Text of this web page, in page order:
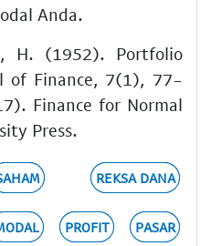
Anda.
H. (1952). Portfolio
of Finance, 7(1), 77-
Finance for Normal
Press.
REKSA DANA
PROFIT PASAR